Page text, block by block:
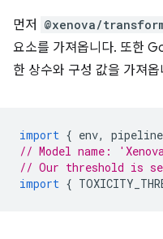
먼저 @xenova/
요소를 가져옵니다. 또한
한 상수와 구성 값을 가져옵
import { env, pipeline
// Model name:
// Our threshold is
import {